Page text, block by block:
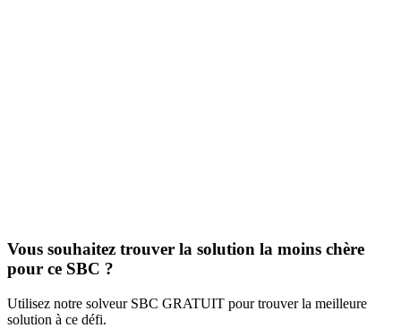
Vous souhaitez trouver la solution la moins chère
pour ce SBC ?
Utilisez notre solveur SBC GRATUIT pour trouver la meilleure
solution à ce défi.